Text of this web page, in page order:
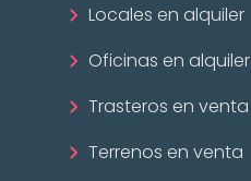
Locales en alquiler
Oficinas en alquiler
Trasteros en venta
Terrenos en venta